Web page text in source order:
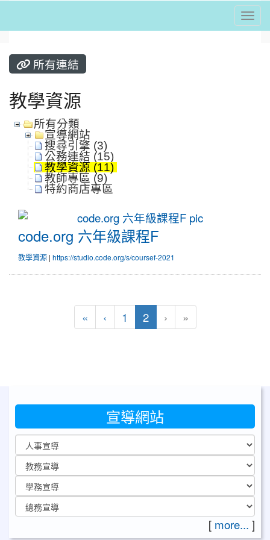
⏸
所有連結
教學資源
所有分類
宣導網站
搜尋引擎 (3)
公務連結 (15)
教學資源 (11)
教師專區 (9)
特約商店專區
code.org 六年級課程F
code.org 六年級課程F
教學資源 | https://studio.code.org/s/coursef-2021
«第一頁
‹上一頁
1 2(目前頁次)
› »
宣導網站
[ more... ]